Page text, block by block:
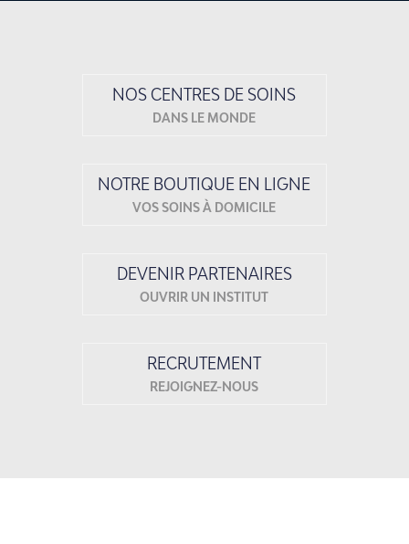
NOS CENTRES DE SOINS
DANS LE MONDE
NOTRE BOUTIQUE EN LIGNE
VOS SOINS À DOMICILE
DEVENIR PARTENAIRES
OUVRIR UN INSTITUT
RECRUTEMENT
REJOIGNEZ-NOUS